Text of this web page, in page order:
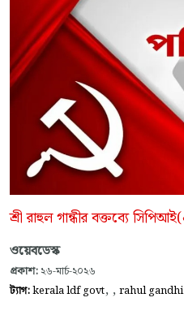
শ্রী রাহুল গান্ধীর বক্তব্যে
ওয়েবডেস্ক
প্রকাশ: ২৬-মার্চ-২০২৬
ট্যাগ:kerala ldf govt, , rahul gandhi